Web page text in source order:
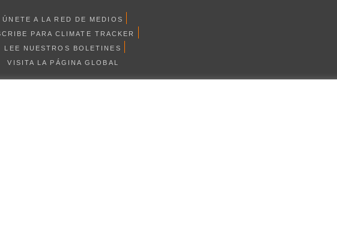
ÚNETE A LA RED DE MEDIOS
PARA CLIMATE TRACKER
LEE NUESTROS BOLETINES
VISITA LA PÁGINA GLOBAL